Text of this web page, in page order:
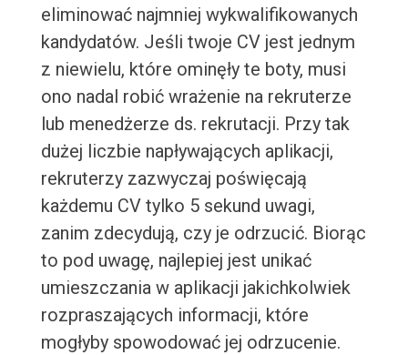
eliminować najmniej wykwalifikowanych
kandydatów. Jeśli twoje CV jest jednym
z niewielu, które ominęły te boty, musi
ono nadal robić wrażenie na rekruterze
lub menedżerze ds. rekrutacji. Przy tak
dużej liczbie napływających aplikacji,
rekruterzy zazwyczaj poświęcają
każdemu CV tylko 5 sekund uwagi,
zanim zdecydują, czy je odrzucić. Biorąc
to pod uwagę, najlepiej jest unikać
umieszczania w aplikacji jakichkolwiek
rozpraszających informacji, które
mogłyby spowodować jej odrzucenie.